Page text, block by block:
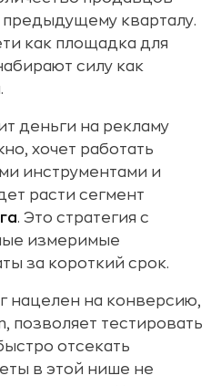
предыдущему кварталу.
как площадка для
силу как
деньги на рекламу
хочет работать
инструментами и
расти сегмент
. Это стратегия с
измеримые
за короткий срок.
нацелен на конверсию,
позволяет тестировать
отсекать
в этой нише не